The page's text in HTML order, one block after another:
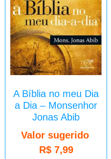
A Bíblia no meu Dia
a Dia – Monsenhor
Jonas Abib
Valor sugerido
R$7,99